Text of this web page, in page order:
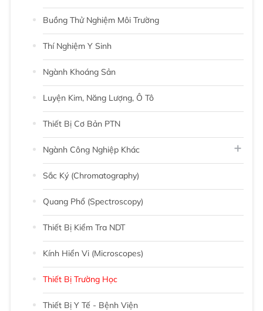
Buồng Thử Nghiệm Môi Trường
Thí Nghiệm Y Sinh
Ngành Khoáng Sản
Luyện Kim, Năng Lượng, Ô Tô
Thiết Bị Cơ Bản PTN
Ngành Công Nghiệp Khác
Sắc Ký (chromatography)
Quang Phổ (Spectroscopy)
Thiết Bị Kiểm Tra NDT
Kính Hiển Vi (Microscopes)
Thiết Bị Trường Học
Thiết Bị Y Tế - Bệnh Viện